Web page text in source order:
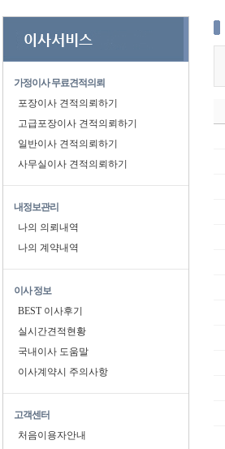
가정이사 무료견적의뢰
포장이사 견적의뢰하기
고급포장이사 견적의뢰하기
일반이사 견적의뢰하기
사무실이사 견적의뢰하기
내정보관리
나의 의뢰내역
나의 계약내역
이사 정보
BEST 이사후기
실시간견적현황
국내이사 도움말
이사계약시 주의사항
고객센터
처음이용자안내